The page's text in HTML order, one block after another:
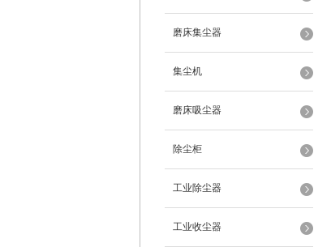
磨床集尘器
集尘机
磨床吸尘器
除尘柜
工业除尘器
工业收尘器